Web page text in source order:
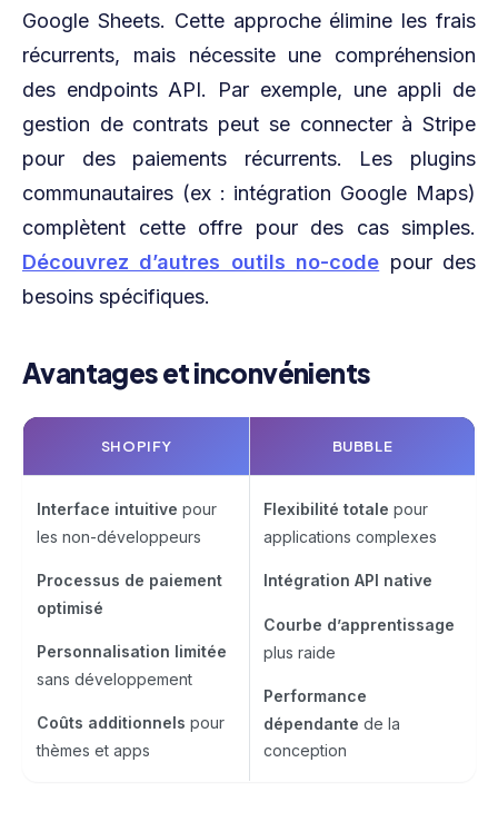
Google Sheets. Cette approche élimine les frais
récurrents, mais nécessite une compréhension
des endpoints API. Par exemple, une appli de
gestion de contrats peut se connecter à Stripe
pour des paiements récurrents. Les plugins
communautaires (ex : intégration Google Maps)
complètent cette offre pour des cas simples.
Découvrez d’autres outils no-code pour des
besoins spécifiques.
Avantages et inconvénients
SHOPIFY BUBBLE
Interface intuitive pour
les non-développeurs
Processus de paiement
optimisé
Personnalisation limitée
sans développement
Coûts additionnels pour
thèmes et apps
Flexibilité totale pour
applications complexes
Intégration API native
Courbe d’apprentissage
plus raide
Performance
dépendante de la
conception